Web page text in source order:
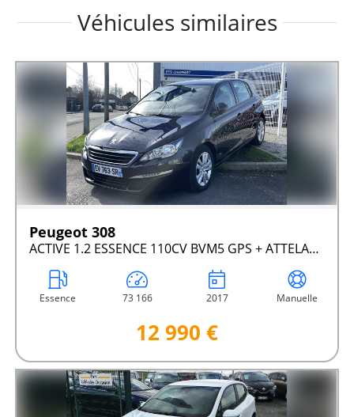
Véhicules similaires
Peugeot 308
ACTIVE 1.2 ESSENCE 110CV BVM5 GPS + ATTELAGE
Essence 73 166 2017 Manuelle
12 990 €